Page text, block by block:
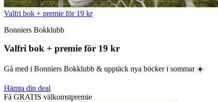
Valfri bok + premie för 19 kr
Bonniers Bokklubb
Valfri bok + premie för 19 kr
Gå med i Bonniers Bokklubb & upptäck nya böcker i sommar ☀️
Hämta din deal
Få GRATIS välkomstpremie